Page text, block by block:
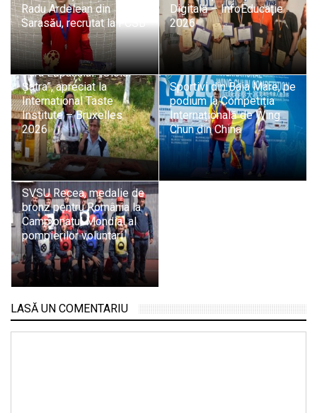
Radu Ardelean din
Sarasău, recrutat la FCSB
Digitală – InfoEducație
2026
Tradiție și pasiune din
Țara Lăpușului: „Oloiul
Șatra”, apreciat la
International Taste
Institute – Bruxelles
2026
Sportivi din Baia Mare, pe
podium la Competiția
Internațională de Wing
Chun din China
SVSU Recea, medalie de
bronz pentru România la
Campionatul Mondial al
pompierilor voluntari
LASĂ UN COMENTARIU